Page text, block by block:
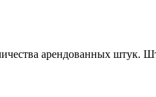
арендованных